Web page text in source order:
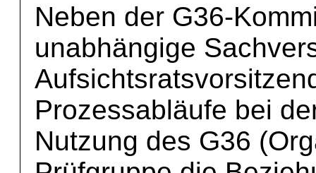
Neben der G36-
unabhängige
Prozessabläufe bei
Nutzung des G36